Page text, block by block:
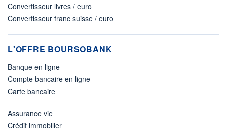
Convertisseur livres / euro
Convertisseur franc suisse / euro
L'OFFRE BOURSOBANK
Banque en ligne
Compte bancaire en ligne
Carte bancaire
Assurance vie
Crédit immobilier